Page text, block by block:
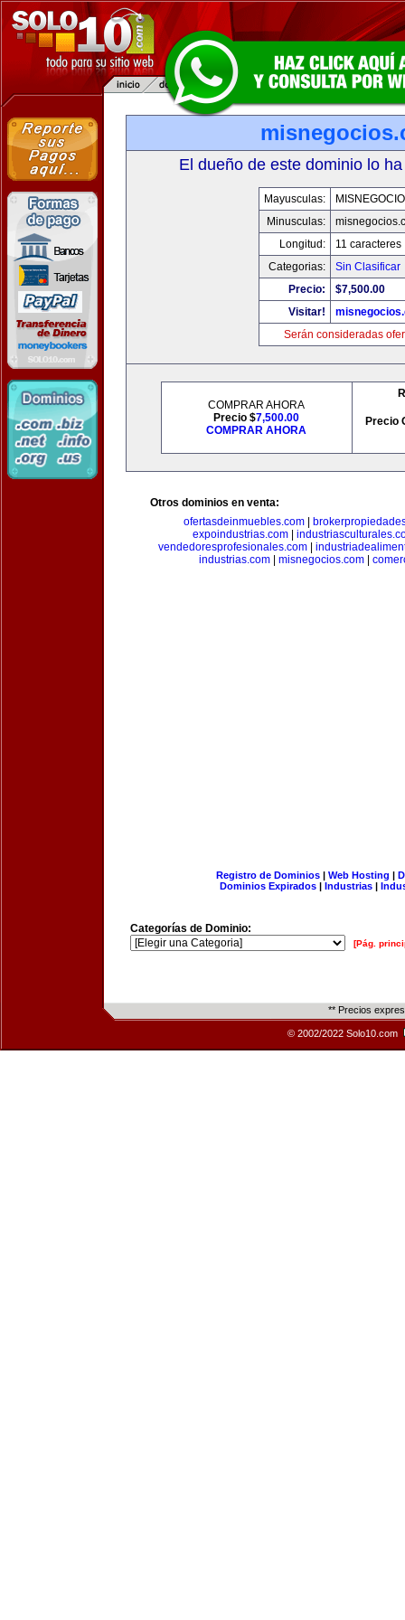
El dueño de este dominio lo
Mayusculas:
Minusculas:
Longitud:
11 caracteres
Categorias:
Sin Clasificar
Precio:
$7,500.00
Visitar!
Serán consideradas
COMPRAR AHORA
Precio $7,500.00
COMPRAR AHORA
Precio
Otros dominios en venta:
ofertasdeinmuebles.com
expoindustrias.com
vendedoresprofesionales.com|
industrias.com
misnegocios.com
Registro de Dominios| Web Hosting |
Dominios Expirados | Industrias |
Categorías de Dominio:
[Pág.
** Precios
© 2002/2022 Solo10.com